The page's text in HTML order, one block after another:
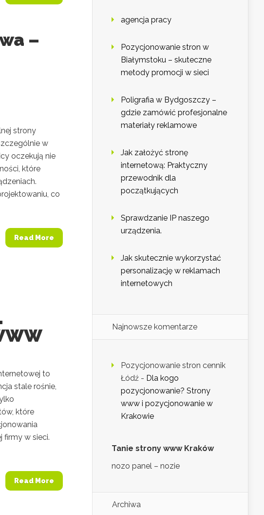
–
strony
w
oczekują nie
które
co
Read More
to
stale rośnie,
które
firmy w sieci.
Read More
agencja pracy
Pozycjonowanie stron w
Białymstoku – skuteczne
metody promocji w sieci
Poligrafia w Bydgoszczy –
gdzie zamówić profesjonalne
materiały reklamowe
Jak założyć stronę
internetową: Praktyczny
przewodnik dla
początkujących
Sprawdzanie IP naszego
urządzenia.
Jak skutecznie wykorzystać
personalizację w reklamach
internetowych
Najnowsze komentarze
Pozycjonowanie stron cennik
Łódź - Dla kogo
pozycjonowanie? Strony
www i pozycjonowanie w
Krakowie
Tanie strony www Kraków
nozo panel – nozie
Archiwa